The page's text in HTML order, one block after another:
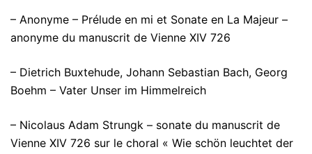
– Anonyme – Prélude en mi et Sonate en La Majeur –
anonyme du manuscrit de Vienne XIV 726
– Dietrich Buxtehude, Johann Sebastian Bach, Georg
Boehm – Vater Unser im Himmelreich
– Nicolaus Adam Strungk – sonate du manuscrit de
Vienne XIV 726 sur le choral « Wie schön leuchtet der